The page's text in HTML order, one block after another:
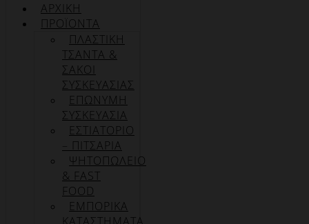
ΑΡΧΙΚΉ
ΠΡΟΪΌΝΤΑ
ΠΛΑΣΤΙΚΗ
ΤΣΑΝΤΑ &
ΣΑΚΟΙ
ΣΥΣΚΕΥΑΣΙΑΣ
ΕΠΏΝΥΜΗ
ΣΥΣΚΕΥΑΣΊΑ
ΕΣΤΙΑΤΟΡΙΟ
– ΠΙΤΣΑΡΙΑ
ΨΗΤΟΠΩΛΕΙΟ
& FAST
FOOD
ΕΜΠΟΡΙΚΑ